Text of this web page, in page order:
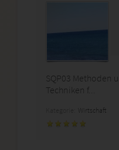
SQP03 Methoden
Techniken f...
Wirtschaft